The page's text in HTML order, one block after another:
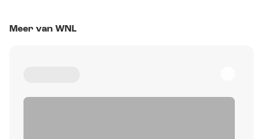
Meer van WNL